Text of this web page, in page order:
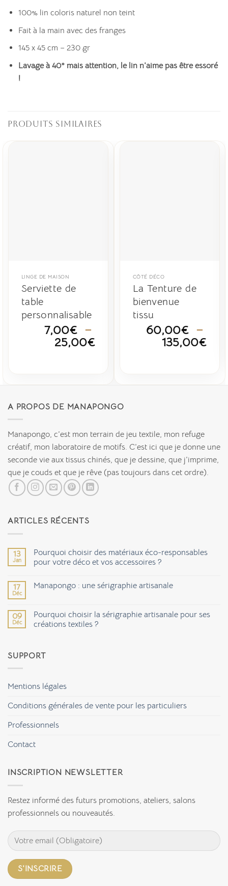
100% lin coloris naturel non teint
Fait à la main avec des franges
145 x 45 cm – 230 gr
Lavage à 40° mais attention, le lin n’aime pas être essoré
!
PRODUITS SIMILAIRES
LINGE DE MAISON
Serviette de
table
personnalisable
7,00€ –
25,00€Plage
25,00€
CÔTÉ DÉCO
La Tenture de
bienvenue
tissu
60,00€ –
135,00€
A PROPOS DE MANAPONGO
Manapongo, c’est mon terrain de jeu textile, mon refuge
créatif, mon laboratoire de motifs. C’est ici que je donne une
seconde vie aux tissus chinés, que je dessine, que j’imprime,
que je couds et que je rêve (pas toujours dans cet ordre).
ARTICLES RÉCENTS
13
Jan
Pourquoi choisir des matériaux éco-responsables
pour votre déco et vos accessoires ?
sur
Pourquoi
matériaux
éco-
responsables
et
vos
17
Déc
Manapongo : une sérigraphie artisanale
Manapongo
une
09
Déc
Pourquoi choisir la sérigraphie artisanale pour ses
créations textiles ?
Pourquoi
choisir
pour
textiles
SUPPORT
Mentions légales
Conditions générales de vente pour les particuliers
Professionnels
Contact
INSCRIPTION NEWSLETTER
Restez informé des futurs promotions, ateliers, salons
professionnels ou nouveautés.